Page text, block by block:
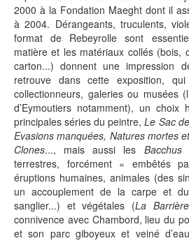
2000 à la Fondation Maeght dont il
à 2004. Dérangeants, truculents,
format de Rebeyrolle sont
matière et les matériaux collés (bois,
carton...) donnent une impression
retrouve dans cette exposition,
collectionneurs, galeries ou musées
d’Eymoutiers notamment), un choix
principales séries du peintre,Le Sac
Evasions manquées, Natures mortes
Clones..., mais aussi les Bacchus
terrestres, forcément « embêtés
éruptions humaines, animales (des
un accouplement de la carpe et
sanglier...) et végétales (La Barrière
connivence avec Chambord, lieu du
et son parc giboyeux et veiné